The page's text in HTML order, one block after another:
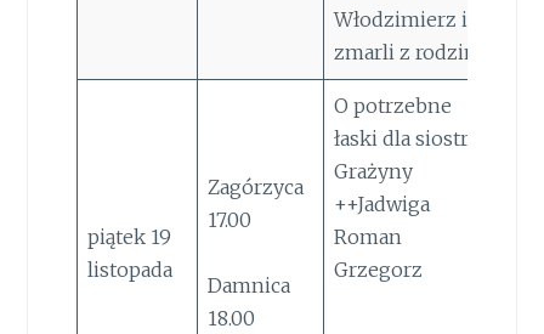
Włodzimierz i
zmarli z rodzin
piątek 19
listopada
Zagórzyca
17.00
Damnica
18.00
O potrzebne
łaski dla siostry
Grażyny
++Jadwiga
Roman
Grzegorz